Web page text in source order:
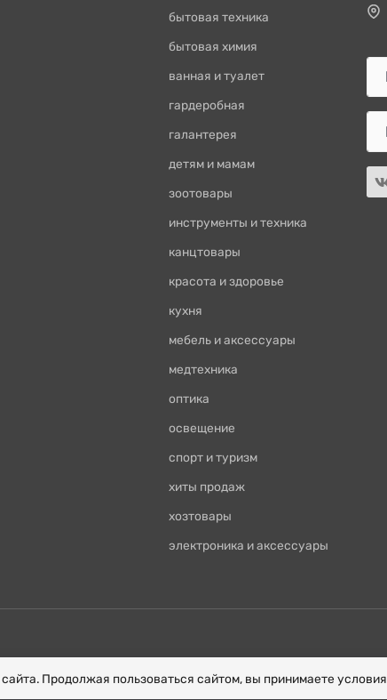
бытовая техника
бытовая химия
ванная и туалет
гардеробная
галантерея
детям и мамам
зоотовары
инструменты и техника
канцтовары
красота и здоровье
кухня
мебель и аксессуары
медтехника
оптика
освещение
спорт и туризм
хиты продаж
хозтовары
электроника и аксессуары
Продолжая пользоваться сайтом, вы принимаете условия